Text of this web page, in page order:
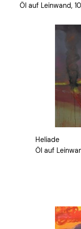
Öl auf Leinwand,
Heliade
Öl auf